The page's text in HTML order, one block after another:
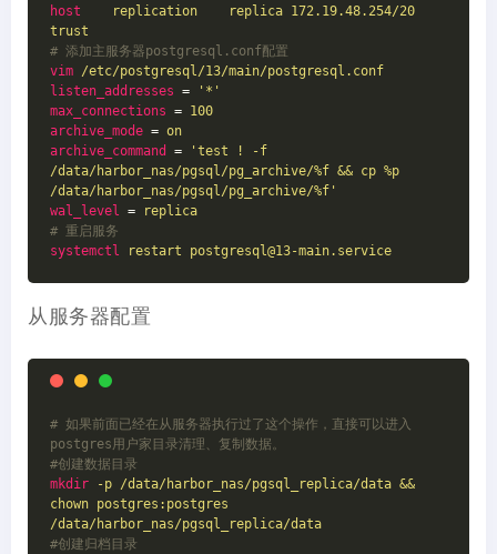
host
replication    replica 172.19.48.254/20
trust
# 添加主服务器postgresql.conf配置
vim /etc/postgresql/13/main/postgresql.conf
listen_addresses =
'*'
max_connections = 100
archive_mode = on
archive_command
=
'test ! -f
/data/harbor_nas/pgsql/pg_archive/%f && cp %p
/data/harbor_nas/pgsql/pg_archive/%f'
wal_level
=
replica
# 重启服务
systemctl
restart postgresql@13-main.service
从服务器配置
# 如果前面已经在从服务器执行过了这个操作，直接可以进入
postgres用户家目录清理、复制数据。
#创建数据目录
mkdir
-p /data/harbor_nas/pgsql_replica/data &&
chown postgres:postgres
/data/harbor_nas/pgsql_replica/data
#创建归档目录